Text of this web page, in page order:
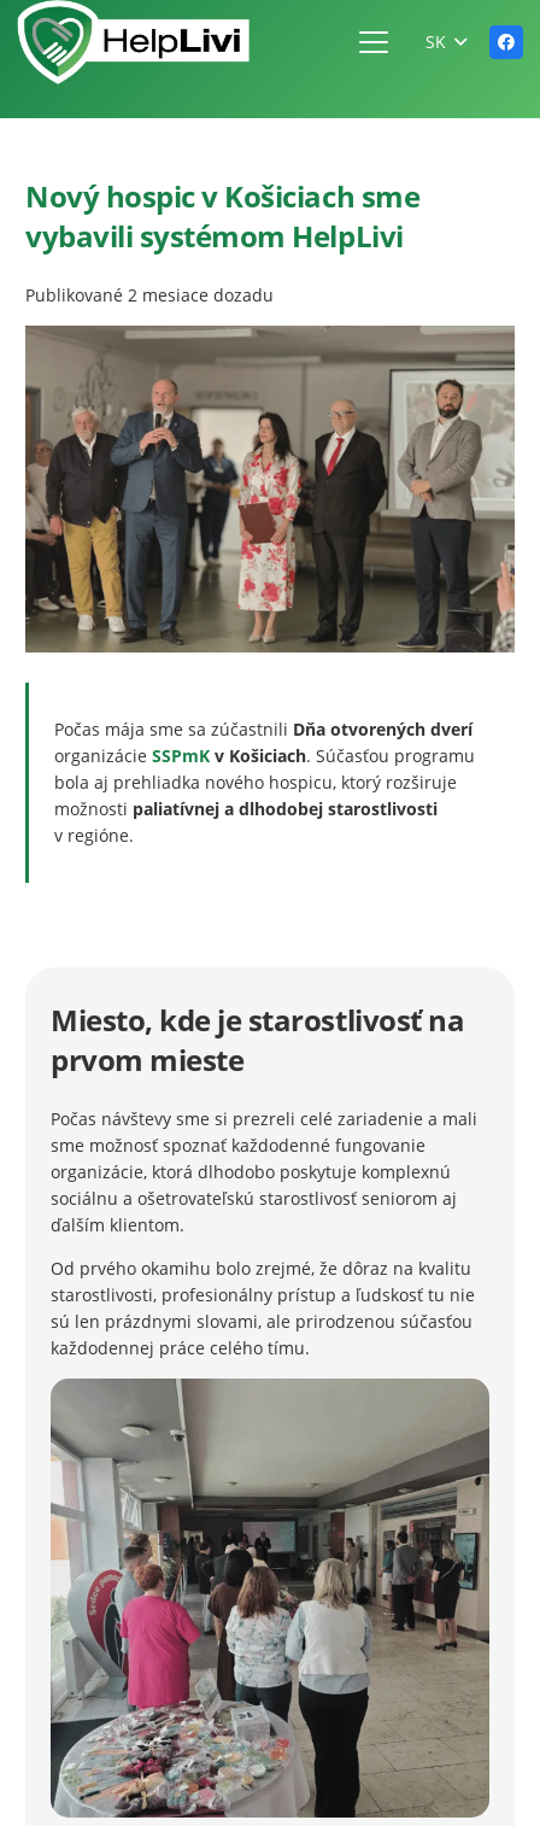
SK
Nový hospic v Košiciach sme
vybavili systémom HelpLivi
Publikované 2 mesiace dozadu
Počas mája sme sa zúčastnili Dňa otvorených dverí
organizácie SSPmK v Košiciach. Súčasťou programu
bola aj prehliadka nového hospicu, ktorý rozširuje
možnosti paliatívnej a dlhodobej starostlivosti
v regióne.
Miesto, kde je starostlivosť na
prvom mieste
Počas návštevy sme si prezreli celé zariadenie a mali
sme možnosť spoznať každodenné fungovanie
organizácie, ktorá dlhodobo poskytuje komplexnú
sociálnu a ošetrovateľskú starostlivosť seniorom aj
ďalším klientom.
Od prvého okamihu bolo zrejmé, že dôraz na kvalitu
starostlivosti, profesionálny prístup a ľudskosť tu nie
sú len prázdnymi slovami, ale prirodzenou súčasťou
každodennej práce celého tímu.